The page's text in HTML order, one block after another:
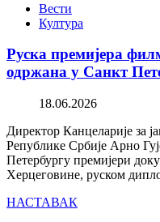
Вести
Култура
Руска премијера
одржана у Санкт
18.06.2026
Директор Канцеларије за
Републике Србије Арно
Петербургу премијери
Херцеговине, руском
НАСТАВАК